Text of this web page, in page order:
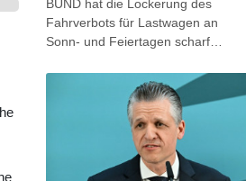
BUND hat die Lockerung des
Fahrverbots für Lastwagen an
Sonn- und Feiertagen scharf
wegen des Niedrigwassers in
Flüssen "den Schiffstransport jetzt
durch hunderte oder tausende Lkw-
Fahrten zu ersetzen", sagte der
Verbandsvorsitzende Olaf Bandt der
"Rheinischen Post"